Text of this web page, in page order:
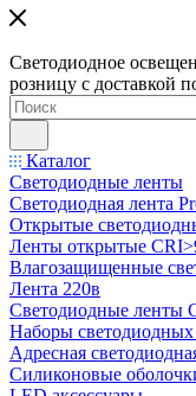
Светодиодное
розницу с доставкой
Каталог
Светодиодные ленты
Светодиодная лента
Открытые
Ленты открытые
Влагозащищенные
Лента 220в
Светодиодные ленты
Наборы светодиодных
Адресная
Силиконовые